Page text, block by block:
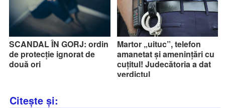
SCANDAL ÎN GORJ: ordin
de protecție ignorat de
două ori
Martor „uituc”, telefon
amanetat și amenințări cu
cuțitul! Judecătoria a dat
verdictul
Citește și: